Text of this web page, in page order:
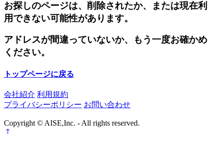
お探しのページは、削除されたか、または現在利
用できない可能性があります。
アドレスが間違っていないか、もう一度お確かめ
ください。
トップページに戻る
会社紹介 利用規約
プライバシーポリシー お問い合わせ
Copyright © AISE,Inc. - All rights reserved.